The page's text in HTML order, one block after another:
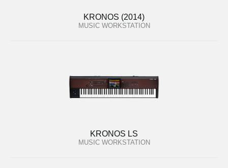
KRONOS (2014)
MUSIC WORKSTATION
KRONOS LS
MUSIC WORKSTATION